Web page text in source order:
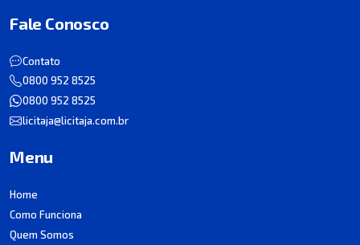
Fale Conosco
Contato
0800 952 8525
0800 952 8525
licitaja@licitaja.com.br
Menu
Home
Como Funciona
Quem Somos